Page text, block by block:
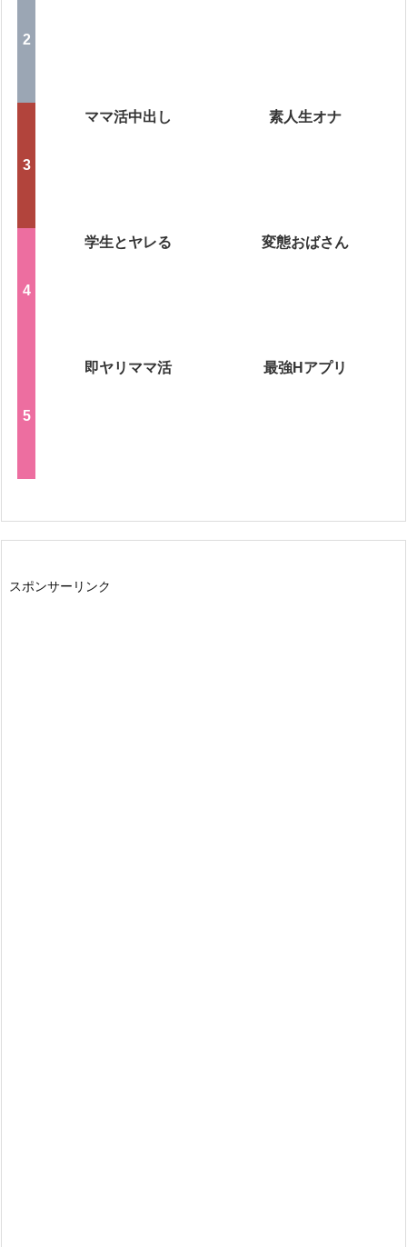
ママ活中出し 素人生オナ
学生とヤレる 変態おばさん
即ヤリママ活 最強Hアプリ
スポンサーリンク